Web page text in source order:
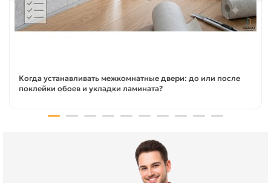
Когда устанавливать межкомнатные двери: до или после
поклейки обоев и укладки ламината?